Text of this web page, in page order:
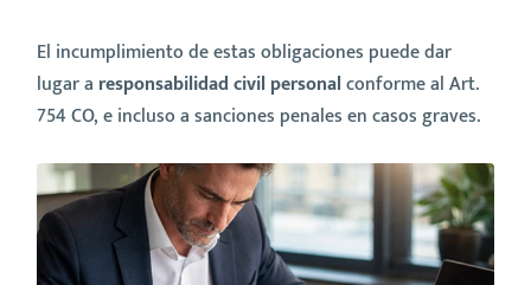
El incumplimiento de estas obligaciones puede dar
lugar a responsabilidad civil personalconforme al Art.
754 CO, e incluso a sanciones penales en casos graves.